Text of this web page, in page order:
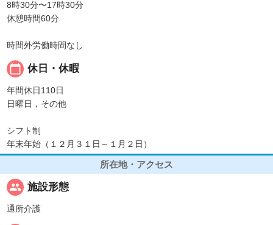
8時30分〜17時30分
休憩時間60分
時間外労働時間なし
calendar_today 休日・休暇
年間休日110日
日曜日，その他
シフト制
年末年始（１２月３１日～１月２日）
所在地・アクセス
people 施設形態
通所介護